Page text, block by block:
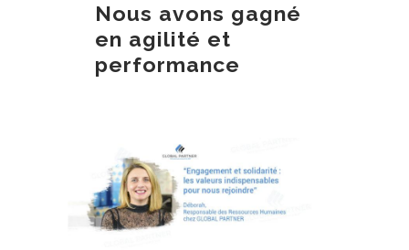
Nous avons gagné
en agilité et
performance